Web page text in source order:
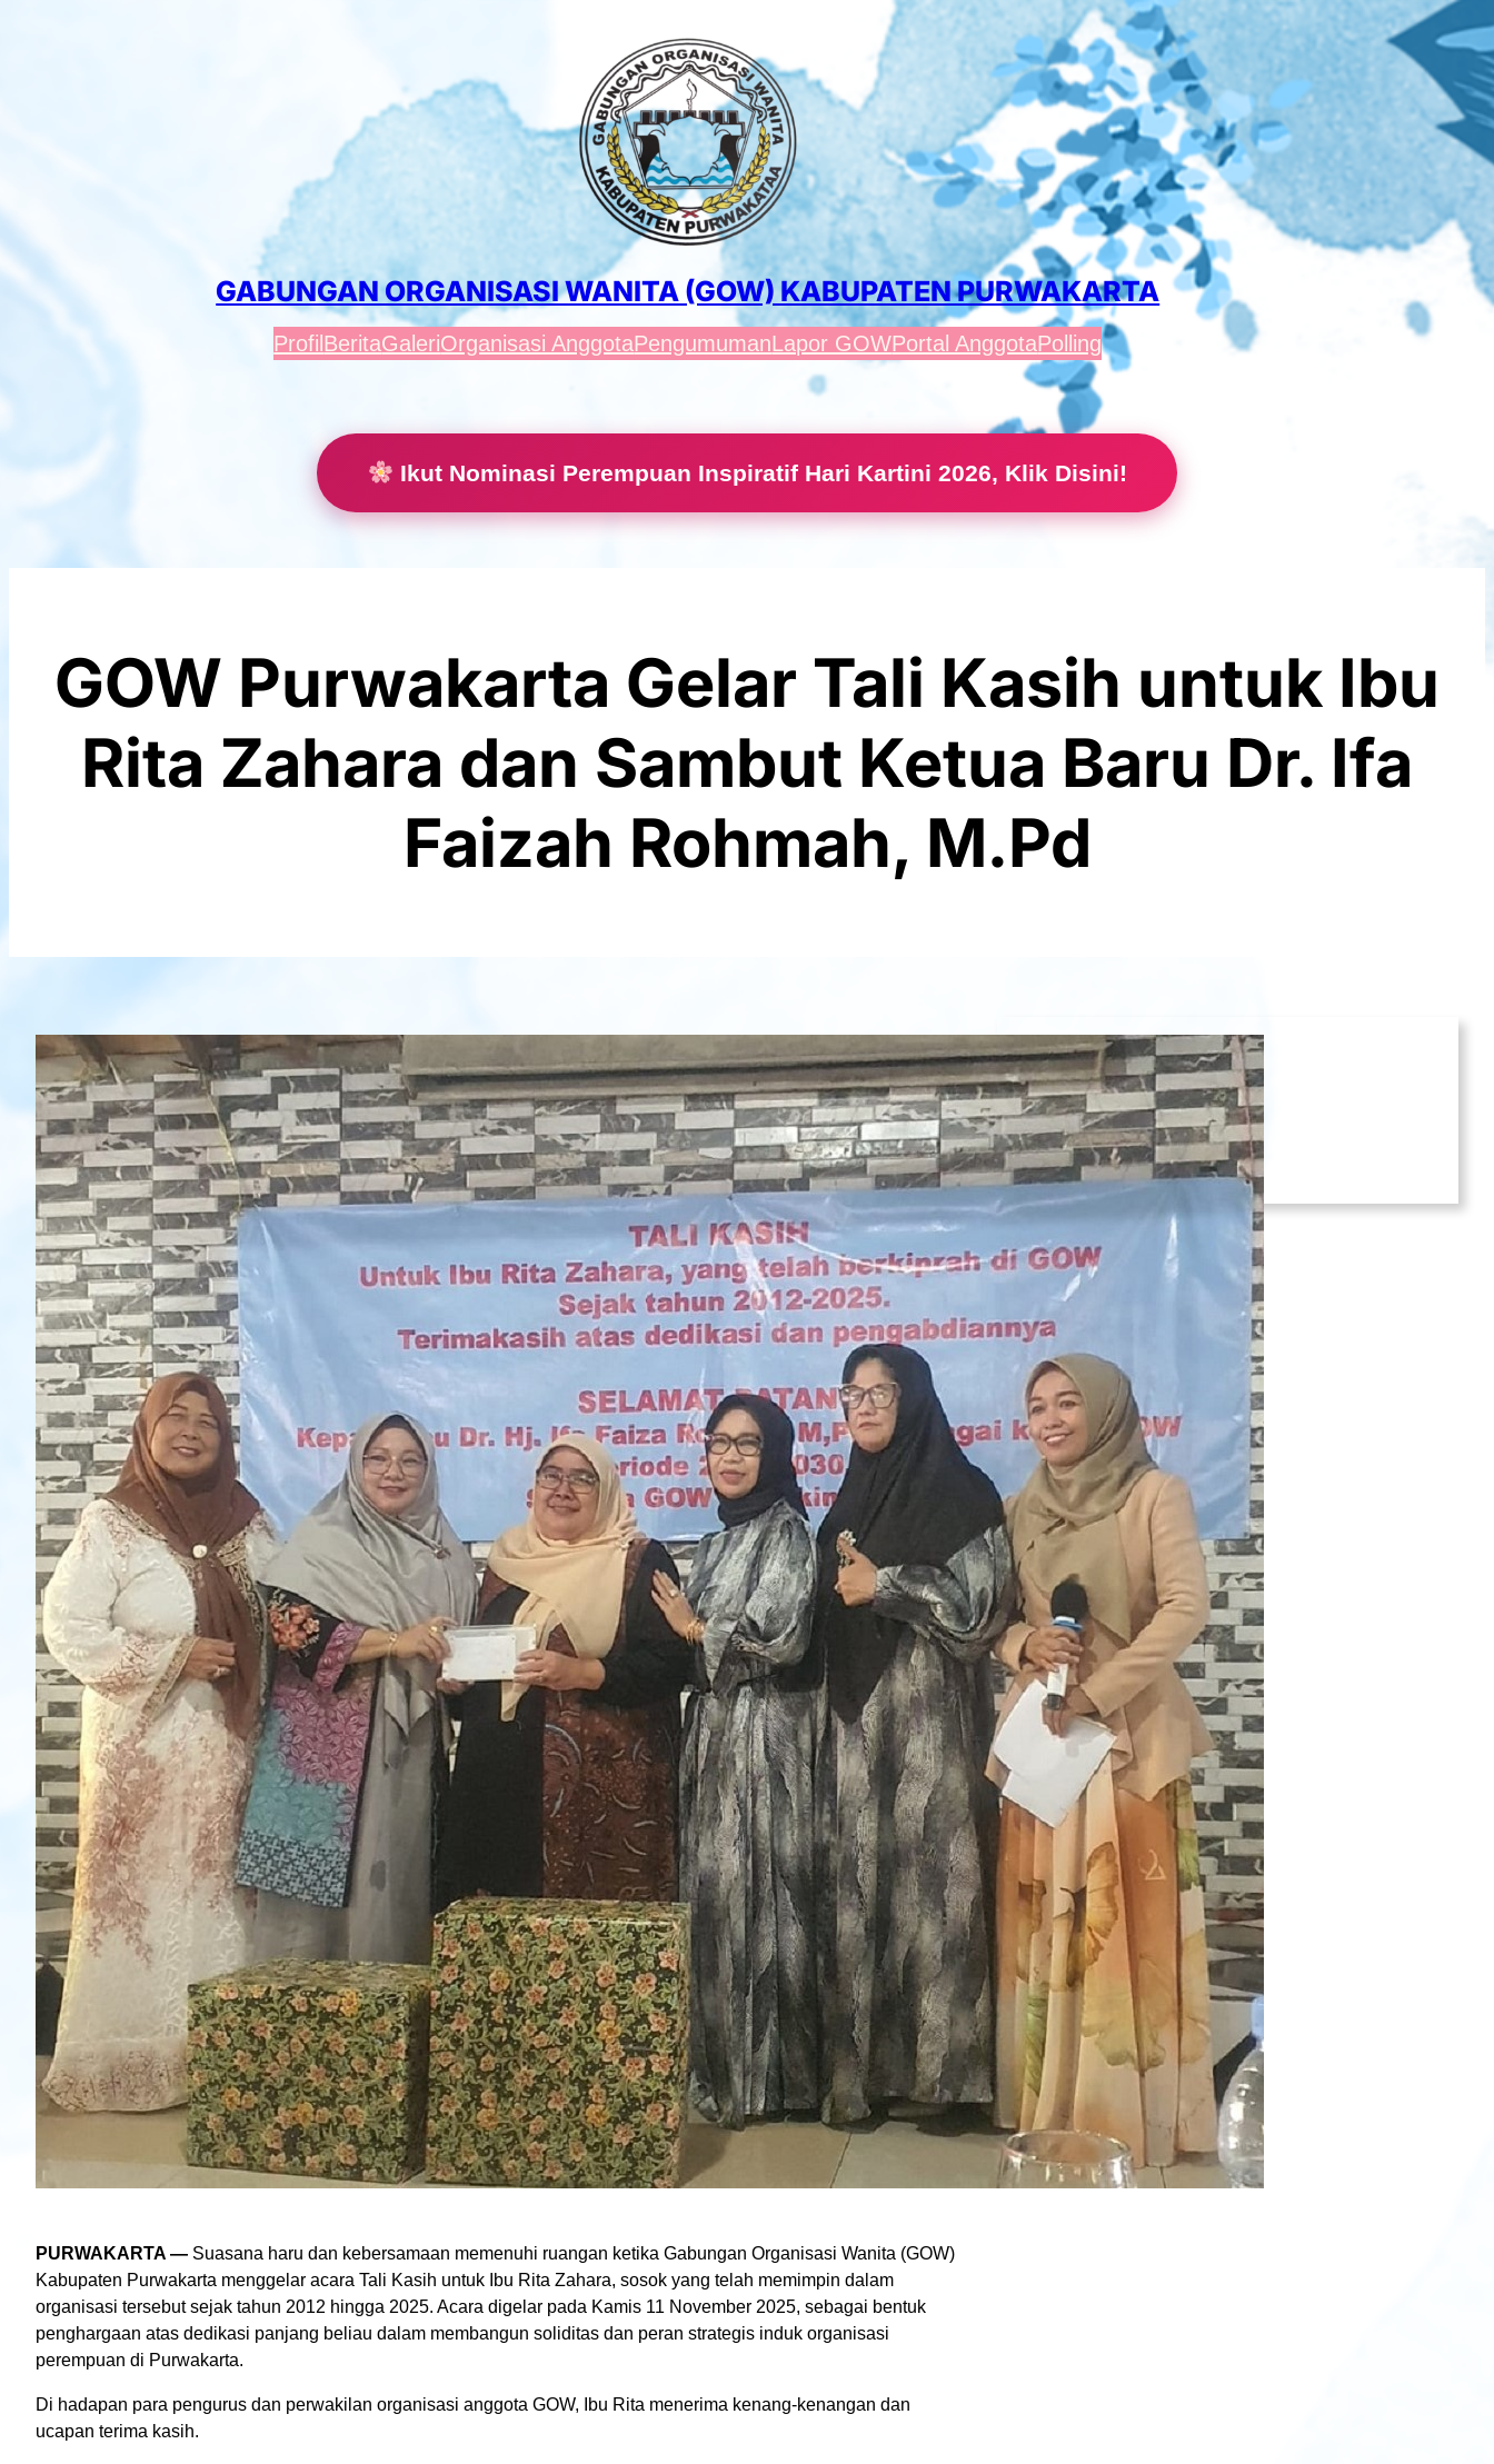
GABUNGAN ORGANISASI WANITA (GOW) KABUPATEN PURWAKARTA
ProfilBeritaGaleriOrganisasi AnggotaPengumumanLapor GOWPortal AnggotaPolling
Ikut Nominasi Perempuan Inspiratif Hari Kartini 2026, Klik Disini!
GOW Purwakarta Gelar Tali Kasih untuk Ibu
Rita Zahara dan Sambut Ketua Baru Dr. Ifa
Faizah Rohmah, M.Pd
PURWAKARTA — Suasana haru dan kebersamaan memenuhi ruangan ketika Gabungan Organisasi Wanita (GOW)
Kabupaten Purwakarta menggelar acara Tali Kasih untuk Ibu Rita Zahara, sosok yang telah memimpin dalam
organisasi tersebut sejak tahun 2012 hingga 2025. Acara digelar pada Kamis 11 November 2025, sebagai bentuk
penghargaan atas dedikasi panjang beliau dalam membangun soliditas dan peran strategis induk organisasi
perempuan di Purwakarta.
Di hadapan para pengurus dan perwakilan organisasi anggota GOW, Ibu Rita menerima kenang-kenangan dan
ucapan terima kasih.
Social Media
Facebook InstagramTwitter YouTube LinkedIn